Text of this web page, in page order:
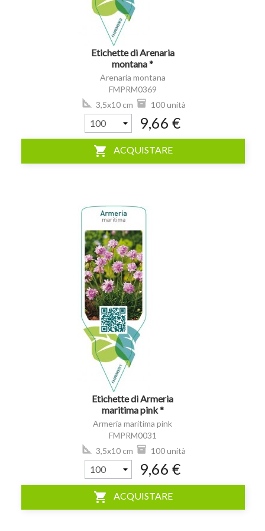
Etichette di Arenaria
montana *
Arenaria montana
FMPRM0369
3,5x10 cm
100 unità
9,66 €
shopping_cart ACQUISTARE
Etichette di Armeria
maritima pink *
Armeria maritima pink
FMPRM0031
3,5x10 cm
100 unità
9,66 €
shopping_cart ACQUISTARE